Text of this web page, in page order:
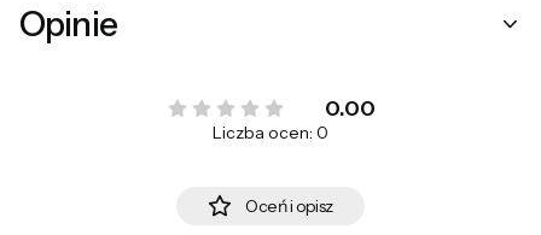
Opinie
0.00
Liczba ocen: 0
Oceń i opisz